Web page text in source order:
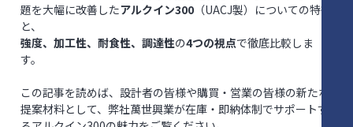
題を大幅に改善したアルクイン300（UACJ製）についての特徴
と、
強度、加工性、耐食性、調達性の4つの視点で徹底比較しま
す。
この記事を読めば、設計者の皆様や購買・営業の皆様の新たな
提案材料として、弊社萬世興業が在庫・即納体制でサポートす